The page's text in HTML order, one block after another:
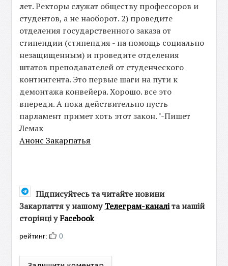
лет. Ректоры служат обществу профессоров и
студентов, а не наоборот. 2) проведите
отделения государственного заказа от
стипендии (стипендия - на помощь социально
незащищенным) и проведите отделения
штатов преподавателей от студенческого
контингента. Это первые шаги на пути к
демонтажа конвейера. Хорошо. все это
впереди. А пока действительно пусть
парламент примет хоть этот закон. "-Пишет
Лемак
Анонс Закарпатья
Підписуйтесь та читайте новини
Закарпаття у нашомуТелеграм-каналіта нашій
сторінці уFacebook
рейтинг: 0